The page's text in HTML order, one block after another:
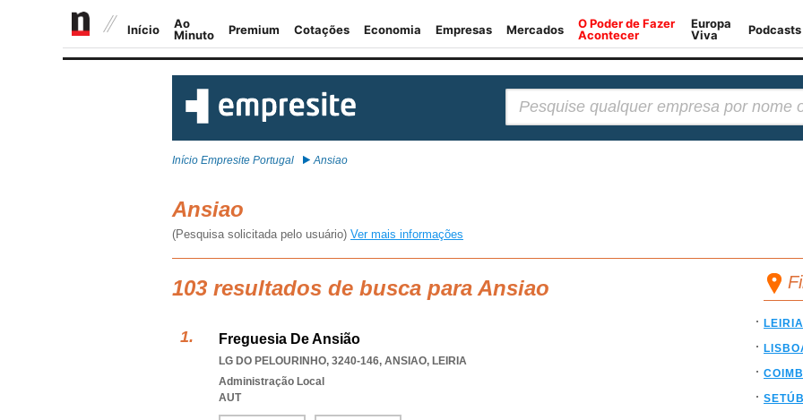
Início Empresite Portugal Ansiao
Ansiao
(Pesquisa solicitada pelo usuário) Ver mais informações
103 resultados de busca para Ansiao
Freguesia De Ansião
LG DO PELOURINHO, 3240-146, ANSIAO, LEIRIA
Administração Local
AUT
LEIRIA